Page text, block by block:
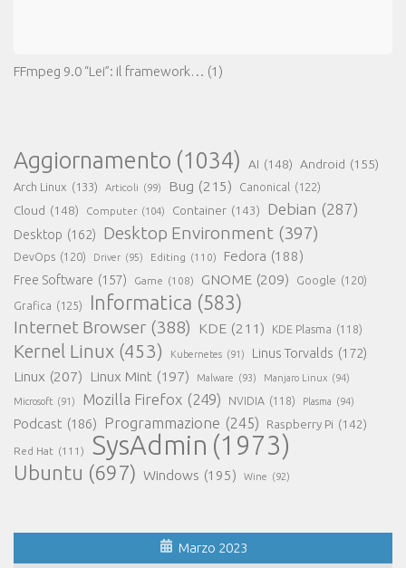
FFmpeg 9.0 “Lei”: il framework… (1)
Aggiornamento (1034) AI (148) Android (155)
Arch Linux (133) Articoli (99) Bug (215) Canonical (122)
Cloud (148) Computer (104) Container (143) Debian (287)
Desktop (162) Desktop Environment (397)
DevOps (120) Driver (95) Editing (110) Fedora (188)
Free Software (157) Game (108) GNOME (209) Google (120)
Grafica (125) Informatica (583)
Internet Browser (388) KDE (211) KDE Plasma (118)
Kernel Linux (453) Kubernetes (91) Linus Torvalds (172)
Linux (207) Linux Mint (197) Malware (93) Manjaro Linux (94)
Microsoft (91) Mozilla Firefox (249) NVIDIA (118) Plasma (94)
Podcast (186) Programmazione (245) Raspberry Pi (142)
Red Hat (111) SysAdmin (1973)
Ubuntu (697) Windows (195) Wine (92)
Marzo 2023